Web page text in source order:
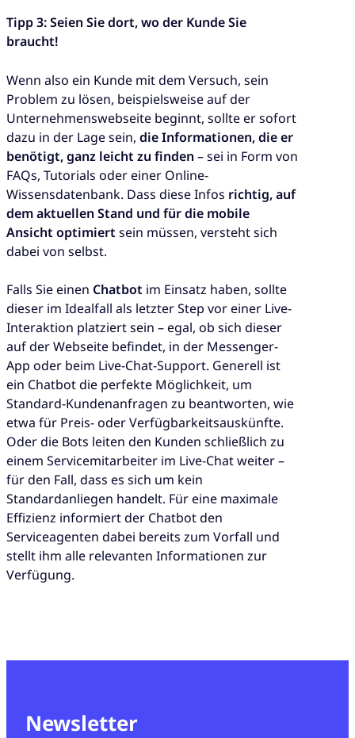
Tipp 3: Seien Sie dort, wo der Kunde Sie
braucht!
Wenn also ein Kunde mit dem Versuch, sein
Problem zu lösen, beispielsweise auf der
Unternehmenswebseite beginnt, sollte er sofort
dazu in der Lage sein, die Informationen, die er
benötigt, ganz leicht zu finden – sei in Form von
FAQs, Tutorials oder einer Online-
Wissensdatenbank. Dass diese Infos richtig, auf
dem aktuellen Stand und für die mobile
Ansicht optimiert sein müssen, versteht sich
dabei von selbst.
Falls Sie einen Chatbot im Einsatz haben, sollte
dieser im Idealfall als letzter Step vor einer Live-
Interaktion platziert sein – egal, ob sich dieser
auf der Webseite befindet, in der Messenger-
App oder beim Live-Chat-Support. Generell ist
ein Chatbot die perfekte Möglichkeit, um
Standard-Kundenanfragen zu beantworten, wie
etwa für Preis- oder Verfügbarkeitsauskünfte.
Oder die Bots leiten den Kunden schließlich zu
einem Servicemitarbeiter im Live-Chat weiter –
für den Fall, dass es sich um kein
Standardanliegen handelt. Für eine maximale
Effizienz informiert der Chatbot den
Serviceagenten dabei bereits zum Vorfall und
stellt ihm alle relevanten Informationen zur
Verfügung.
Newsletter